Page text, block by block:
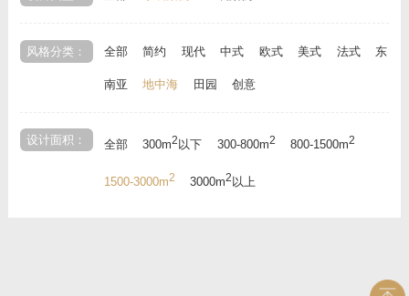
风格分类： 全部 简约 现代 中式 欧式 美式 法式 东
南亚 地中海 田园 创意
设计面积： 全部 300m2 以下 300-800m2 800-1500m2
1500-3000m2 3000m2 以上